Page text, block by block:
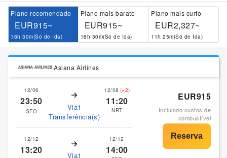
Plano recomendado
EUR915~
18h 30m(Só de Ida)
Plano mais barato
EUR915~
18h 30m(Só de Ida)
Plano mais curto
EUR2,327~
11h 25m(Só de Ida)
Asiana Airlines
12/06
23:50
SFO
Via1
Transferência(s)
12/08 (+2)
11:20
NRT
12/12
13:20
Via1
12/12
14:00
EUR915
Incluindo custos de
combustível